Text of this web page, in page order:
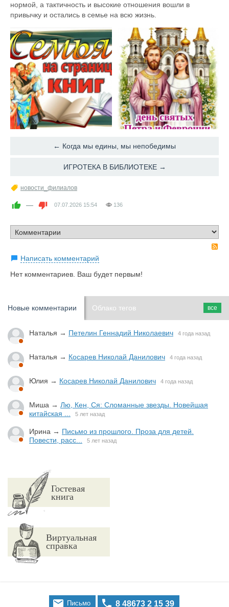
нормой, а тактичность и высокие отношения вошли в
привычку и остались в семье на всю жизнь.
← Когда мы едины, мы непобедимы
ИГРОТЕКА В БИБЛИОТЕКЕ →
новости_филиалов
— 07.07.2026 15:54 136
Написать комментарий
Нет комментариев. Ваш будет первым!
Новые комментарии Облако тегов все
Наталья → Петелин Геннадий Николаевич 4 года назад
Наталья → Косарев Николай Данилович 4 года назад
Юлия → Косарев Николай Данилович 4 года назад
Миша → Лю, Кен, Ся: Сломанные звезды. Новейшая
китайская ...
5 лет назад
Ирина → Письмо из прошлого. Проза для детей.
Повести, расс...
5 лет назад
Гостевая
книга
Виртуальная
справка
 Письмо  8 48673 2 15 39